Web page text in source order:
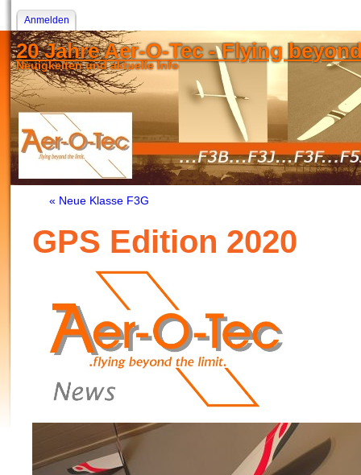
Anmelden
20 Jahre Aer-O-Tec - Flying
Neuigkeiten und aktuelle Info
« Neue Klasse F3G
GPS Edition 2020